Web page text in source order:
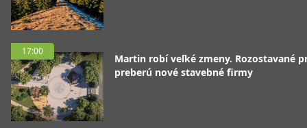
17:00
Martin robí veľké zmeny. Rozostavané
preberú nové stavebné firmy